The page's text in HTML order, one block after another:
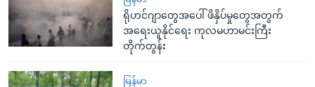
ရိုဟင်ဂျာတွေအပေါ် ဖိနှိပ်မှုတွေအတွက်
အရေးယူနိုင်ရေး ကုလမဟာမင်းကြီး
တိုက်တွန်း
မြန်မာ